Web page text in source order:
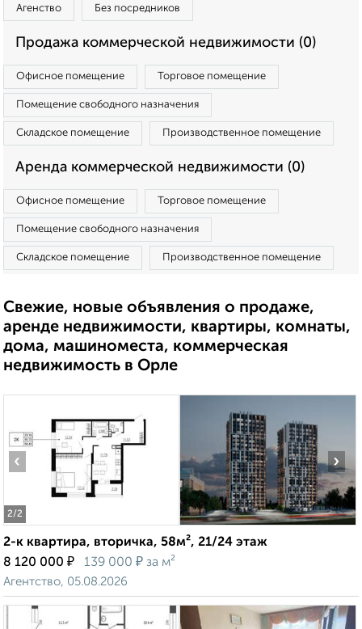
Агенство Без посредников
Продажа коммерческой недвижимости (0)
Офисное помещение Торговое помещение
Помещение свободного назначения
Складское помещение Производственное помещение
Аренда коммерческой недвижимости (0)
Офисное помещение Торговое помещение
Помещение свободного назначения
Складское помещение Производственное помещение
Свежие, новые объявления о продаже,
аренде недвижимости, квартиры, комнаты,
дома, машиноместа, коммерческая
недвижимость в Орле
2/2
‹ ›
2-к квартира, вторичка, 58м², 21/24 этаж
8 120 000 ₽ 139 000 ₽ за м²
Агентство, 05.08.2026